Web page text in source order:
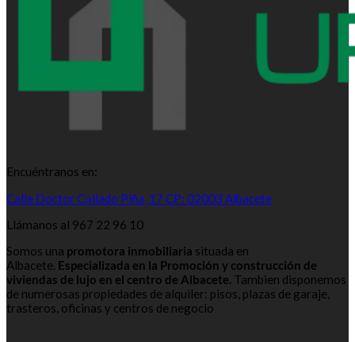
Encuéntranos en:
Calle Doctor Collado Piña, 17 CP: 02003 Albacete
Llámanos al 967 22 96 10
Somos una promotora inmobiliaria situada en
Albacete. Especializada en la Promoción y construcción de
viviendas de lujo en el centro de Albacete. Tambien disponemos
de numerosas propiedades de alquiler: pisos, plazas de garaje,
trasteros, oficinas y centros de negocio